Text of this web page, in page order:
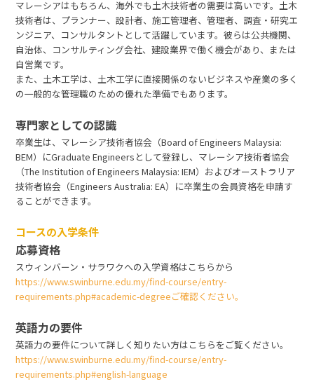
マレーシアはもちろん、海外でも土木技術者の需要は高いです。土木
技術者は、プランナー、設計者、施工管理者、管理者、調査・研究エ
ンジニア、コンサルタントとして活躍しています。彼らは公共機関、
自治体、コンサルティング会社、建設業界で働く機会があり、または
自営業です。
また、土木工学は、土木工学に直接関係のないビジネスや産業の多く
の一般的な管理職のための優れた準備でもあります。
専門家としての認識
卒業生は、マレーシア技術者協会（Board of Engineers Malaysia:
BEM）にGraduate Engineersとして登録し、マレーシア技術者協会
（The Institution of Engineers Malaysia: IEM）およびオーストラリア
技術者協会（Engineers Australia: EA）に卒業生の会員資格を申請す
ることができます。
コースの入学条件
応募資格
スウィンバーン・サラワクへの入学資格はこちらから
https://www.swinburne.edu.my/find-course/entry-
requirements.php#academic-degreeご確認ください。
英語力の要件
英語力の要件について詳しく知りたい方はこちらをご覧ください。
https://www.swinburne.edu.my/find-course/entry-
requirements.php#english-language